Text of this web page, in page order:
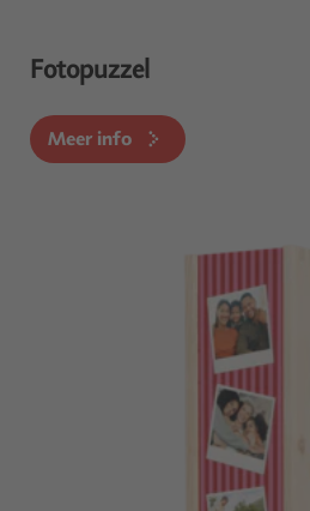
Fotopuzzel
Meer info